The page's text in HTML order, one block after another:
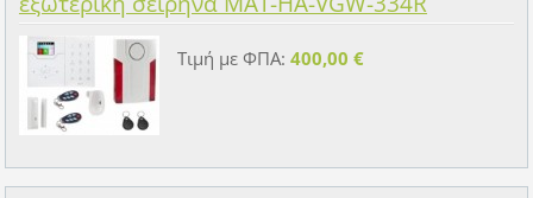
Τιμή με ΦΠΑ: 400,00 €